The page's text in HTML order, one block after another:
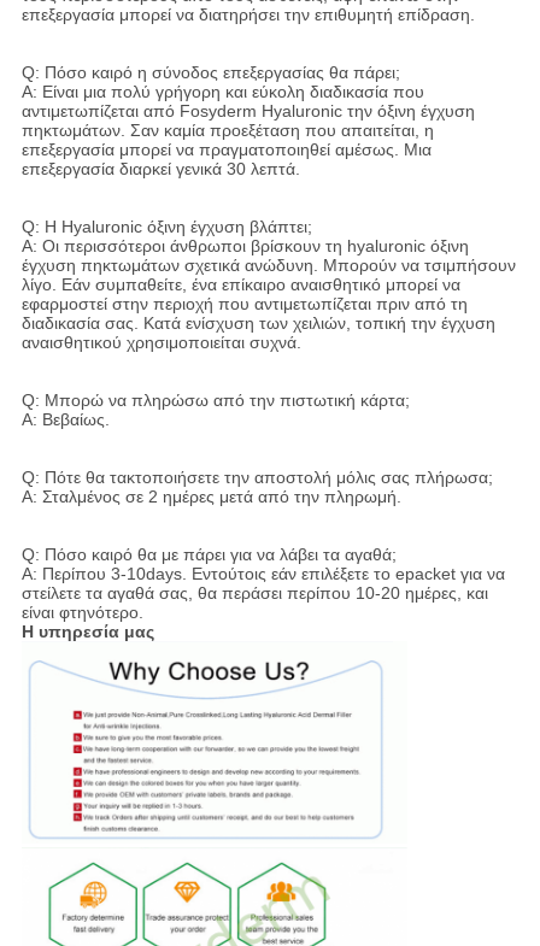
επεξεργασία μπορεί να διατηρήσει την επιθυμητή επίδραση.
Q: Πόσο καιρό η σύνοδος επεξεργασίας θα πάρει;
Α: Είναι μια πολύ γρήγορη και εύκολη διαδικασία που
αντιμετωπίζεται από Fosyderm Hyaluronic την όξινη έγχυση
πηκτωμάτων. Σαν καμία προεξέταση που απαιτείται, η
επεξεργασία μπορεί να πραγματοποιηθεί αμέσως. Μια
επεξεργασία διαρκεί γενικά 30 λεπτά.
Q: Η Hyaluronic όξινη έγχυση βλάπτει;
Α: Οι περισσότεροι άνθρωποι βρίσκουν τη hyaluronic όξινη
έγχυση πηκτωμάτων σχετικά ανώδυνη. Μπορούν να τσιμπήσουν
λίγο. Εάν συμπαθείτε, ένα επίκαιρο αναισθητικό μπορεί να
εφαρμοστεί στην περιοχή που αντιμετωπίζεται πριν από τη
διαδικασία σας. Κατά ενίσχυση των χειλιών, τοπική την έγχυση
αναισθητικού χρησιμοποιείται συχνά.
Q: Μπορώ να πληρώσω από την πιστωτική κάρτα;
Α: Βεβαίως.
Q: Πότε θα τακτοποιήσετε την αποστολή μόλις σας πλήρωσα;
Α: Σταλμένος σε 2 ημέρες μετά από την πληρωμή.
Q: Πόσο καιρό θα με πάρει για να λάβει τα αγαθά;
Α: Περίπου 3-10days. Εντούτοις εάν επιλέξετε το epacket για να
στείλετε τα αγαθά σας, θα περάσει περίπου 10-20 ημέρες, και
είναι φτηνότερο.
Η υπηρεσία μας